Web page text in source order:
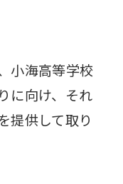
小海高等学校
に向け、それ
提供して取り